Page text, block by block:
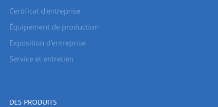
Certificat d'entreprise
Équipement de production
Exposition d'entreprise
Service et entretien
DES PRODUITS